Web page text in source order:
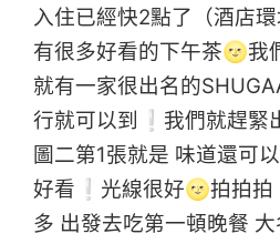
入住已經快2點了（酒店
有很多好看的下午茶🌝我
就有一家很出名的
行就可以到❕我們就趕緊
圖二第1張就是 味道還可
好看❕光線很好🌝拍拍拍
多 出發去吃第一頓晚餐